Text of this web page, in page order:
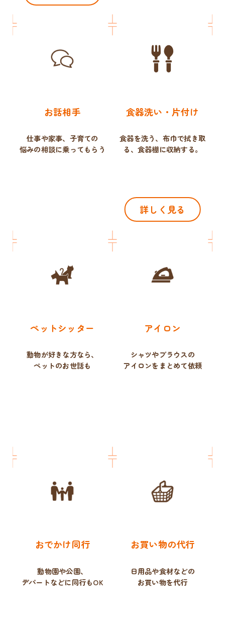
お話相手
仕事や家事、子育ての
悩みの相談に乗ってもらう
食器洗い・片付け
食器を洗う、布巾で拭き取
る、 食器棚に収納する。
詳しく見る
ペットシッター
動物が好きな方なら、
ペットのお世話も
アイロン
シャツやブラウスの
アイロンをまとめて依頼
おでかけ同行
動物園や公園、
デパートなどに同行もOK
お買い物の代行
日用品や食材などの
お買い物を代行